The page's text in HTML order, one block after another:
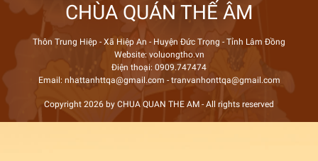
CHÙA QUÁN THẾ ÂM
Thôn Trung Hiệp - Xã Hiệp An - Huyện Đức Trọng - Tỉnh Lâm Đồng
Website: voluongtho.vn
Điện thoại: 0909.747474
Email: nhattanhttqa@gmail.com - tranvanhonttqa@gmail.com
Copyright 2026 by CHUA QUAN THE AM - All rights reserved